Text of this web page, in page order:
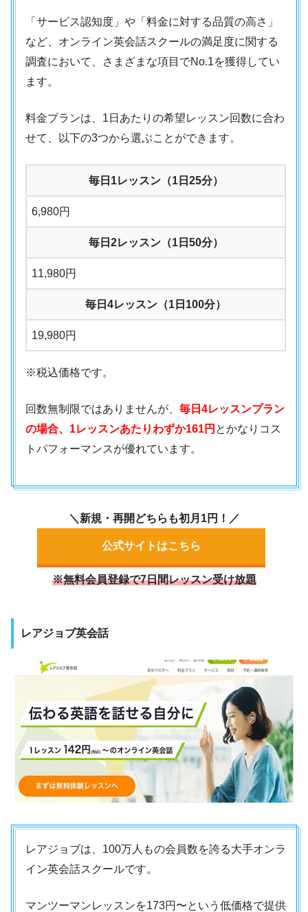
「サービス認知度」や「料金に対する品質の高さ」
など、オンライン英会話スクールの満足度に関する
調査において、さまざまな項目でNo.1を獲得してい
ます。
料金プランは、1日あたりの希望レッスン回数に合わ
せて、以下の3つから選ぶことができます。
毎日1レッスン（1日25分）
6,980円
毎日2レッスン（1日50分）
11,980円
毎日4レッスン（1日100分）
19,980円
※税込価格です。
回数無制限ではありませんが、 毎日4レッスンプラン
の場合、1レッスンあたりわずか161円 とかなりコス
トパフォーマンスが優れています。
＼新規・再開どちらも初月1円！／
公式サイトはこちら
※無料会員登録で7日間レッスン受け放題
レアジョブ英会話
レアジョブは、100万人もの会員数を誇る大手オンラ
イン英会話スクールです。
マンツーマンレッスンを173円〜という低価格で提供